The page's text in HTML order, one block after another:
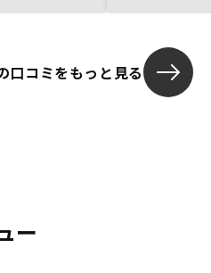
口コミをもっと見る
ー